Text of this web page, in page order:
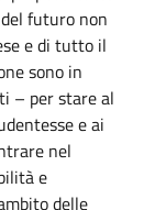
futuro non
e di tutto il
sono in
– per stare al
e ai
nel
e
delle